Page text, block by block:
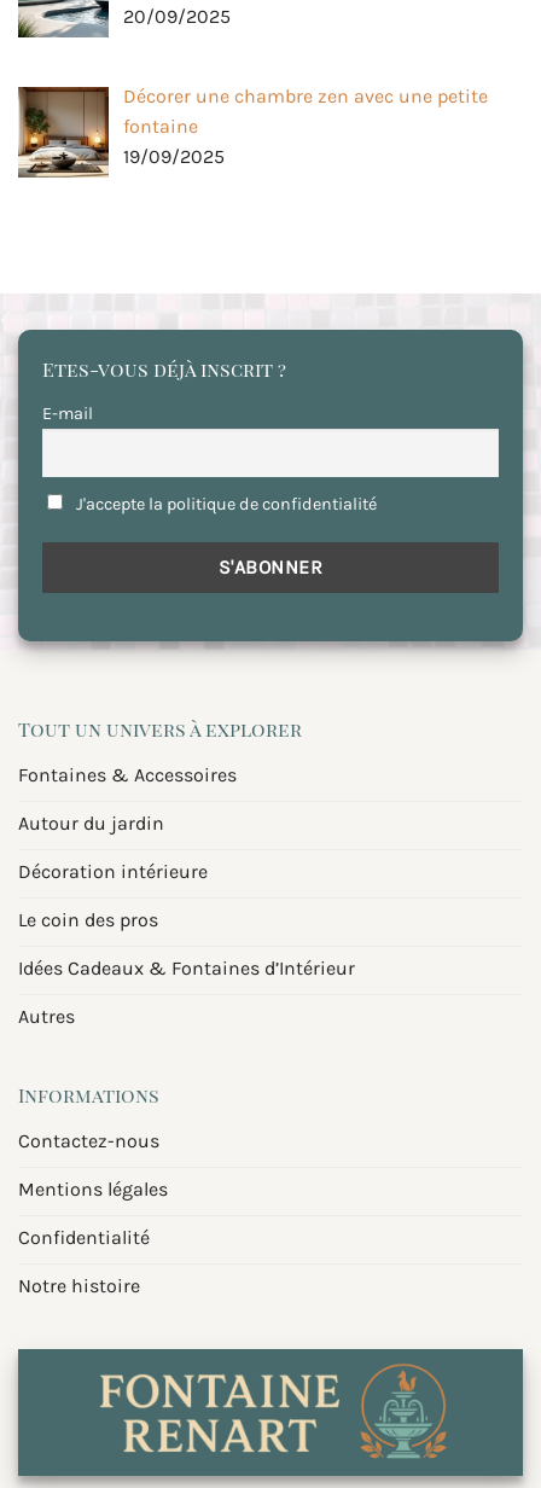
20/09/2025
Décorer une chambre zen avec une petite
fontaine
19/09/2025
Etes-vous déjà inscrit ?
E-mail
J'accepte la politique de confidentialité
Tout un univers à explorer
Fontaines & Accessoires
Autour du jardin
Décoration intérieure
Le coin des pros
Idées Cadeaux & Fontaines d’Intérieur
Autres
Informations
Contactez-nous
Mentions légales
Confidentialité
Notre histoire